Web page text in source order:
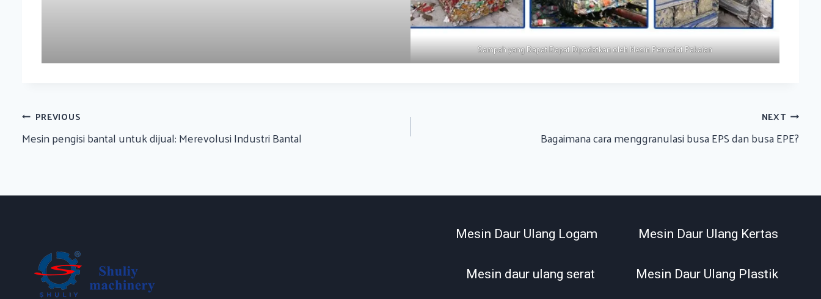
Sampah yang Dapat Dapat Dipadatkan oleh Mesin Pemadat Pakaian
Navigasi
Pos
PREVIOUS
Mesin pengisi bantal untuk dijual: Merevolusi Industri Bantal
NEXT
Bagaimana cara menggranulasi busa EPS dan busa EPE?
Mesin Daur Ulang Logam Mesin Daur Ulang Kertas
Mesin daur ulang serat Mesin Daur Ulang Plastik